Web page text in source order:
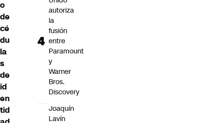
o
de
cé
du
la
s
de
id
en
tid
autoriza
la
fusión
entre
Paramount
y
Warner
Bros.
Discovery
Joaquín
Lavín